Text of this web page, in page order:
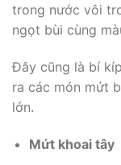
trong nước vôi
ngọt bùi cùng
Đây cũng là bí
ra các món mứt
lớn.
Mứt khoai tây